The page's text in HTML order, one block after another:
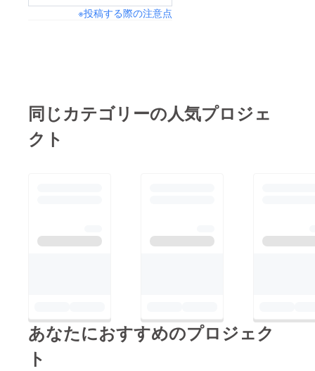
した。広島は、満開の
ことができました。2
日間のスケジュールに
校平和資料館、縮景園
楽器との対面と演奏が
含まれていました。
が亡くなられたなか
そして、「音楽や、そ
学びたい。そしてもみ
ら菜奈さんの作品が選
ばれた理由として、
賞者は、兵庫県西宮市
行ったことがなかった
ので、ぜひ家族で行っ
（HOPEプロジェク
物語と音色を素直に、
※投稿する際の注意点
同じカテゴリーの人気プロジェ
クト
あなたにおすすめのプロジェク
ト